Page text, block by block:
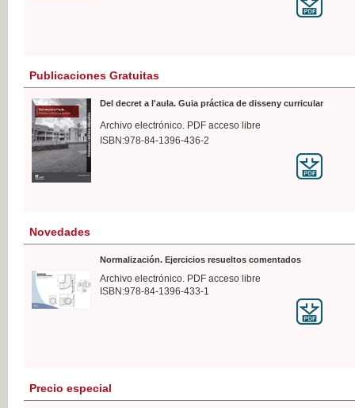
Publicaciones Gratuitas
Del decret a l'aula. Guia práctica de disseny curricular
Archivo electrónico. PDF acceso libre
ISBN:978-84-1396-436-2
Novedades
Normalización. Ejercicios resueltos comentados
Archivo electrónico. PDF acceso libre
ISBN:978-84-1396-433-1
Precio especial